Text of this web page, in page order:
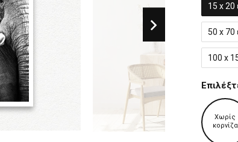
15 x 20
50 x 70
100 x
Χωρίς
κορνίζα